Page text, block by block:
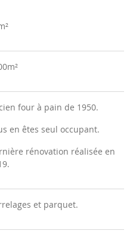
four à pain de 1950.
en êtes seul occupant.
rénovation réalisée en
et parquet.